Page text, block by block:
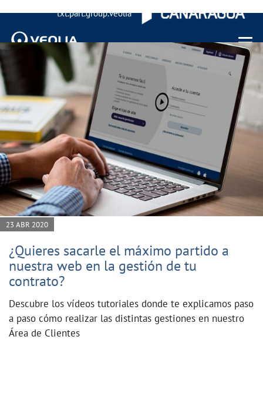
txt.part.group.veolia
Menu
23 ABR 2020
¿Quieres sacarle el máximo partido a
nuestra web en la gestión de tu
contrato?
Descubre los vídeos tutoriales donde te explicamos paso
a paso cómo realizar las distintas gestiones en nuestro
Área de Clientes